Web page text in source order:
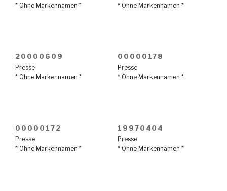
* Ohne Markennamen *
* Ohne Markennamen *
20000609
Presse
* Ohne Markennamen *
00000178
Presse
* Ohne Markennamen *
00000172
Presse
* Ohne Markennamen *
19970404
Presse
* Ohne Markennamen *